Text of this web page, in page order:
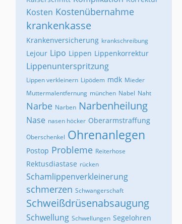
Kosten Kostenübernahme
krankenkasse
Krankenversicherung krankschreibung
Lejour Lipo Lippen Lippenkorrektur
Lippenunterspritzung
Lippen verkleinern Lipödem mdk Mieder
Muttermalentfernung münchen Nabel Naht
Narbe Narben Narbenheilung
Nase nasen höcker Oberarmstraffung
Oberschenkel Ohrenanlegen
Postop Probleme Reiterhose
Rektusdiastase rücken
Schamlippenverkleinerung
schmerzen Schwangerschaft
Schweißdrüsenabsaugung
Schwellung Schwellungen Segelohren